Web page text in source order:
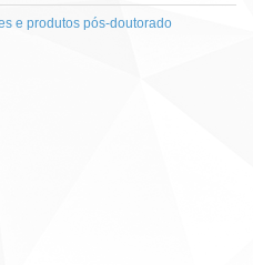
e produtos pós-doutorado